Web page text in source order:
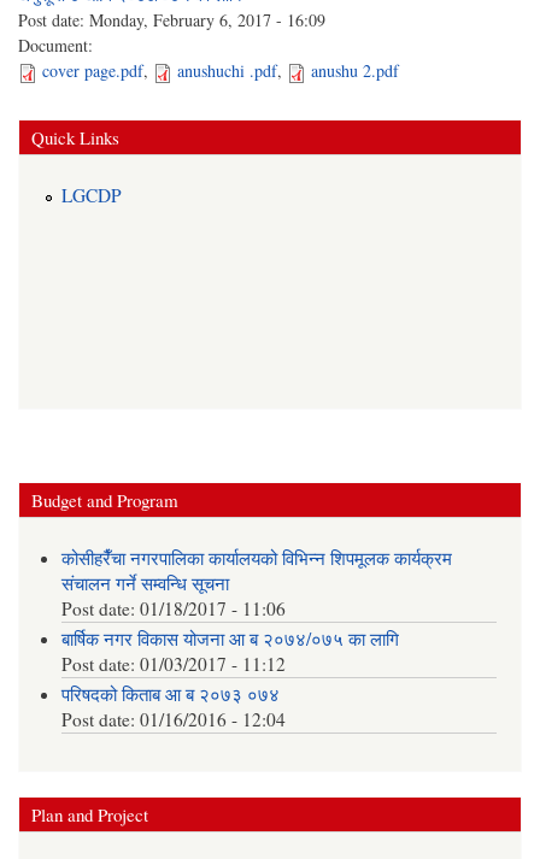
Post date: Monday, February 6, 2017 - 16:09
Document:
cover page.pdf, anushuchi .pdf, anushu 2.pdf
Quick Links
LGCDP
Budget and Program
कोसीहरैँचा नगरपालिका कार्यालयको विभिन्न शिपमूलक कार्यक्रम
संचालन गर्ने सम्वन्धि सूचना
Post date:01/18/2017 - 11:06
बार्षिक नगर विकास योजना आ‍ ब २०७४/०७५ का लागि
Post date:01/03/2017 - 11:12
परिषदको किताब आ ब २०७३ ०७४
Post date:01/16/2016 - 12:04
Plan and Project